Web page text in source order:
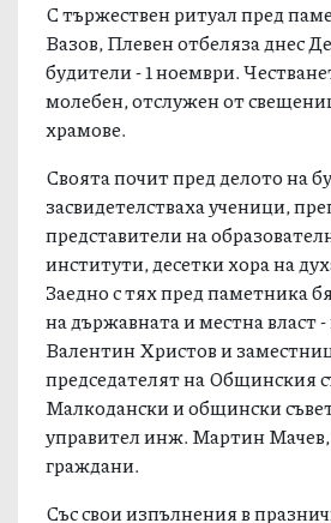
свещеници от плевенски
С тържествен ритуал пред
Вазов, Плевен отбеляза днес
будители - 1 ноември.
молебен, отслужен от
храмове.
Своята почит пред делото на
засвидетелстваха ученици,
представители на
институти, десетки хора на
Заедно с тях пред паметника
на държавната и местна власт -
Валентин Христов и
председателят на Общинския
Малкодански и общински
управител инж. Мартин Мачев,
граждани.